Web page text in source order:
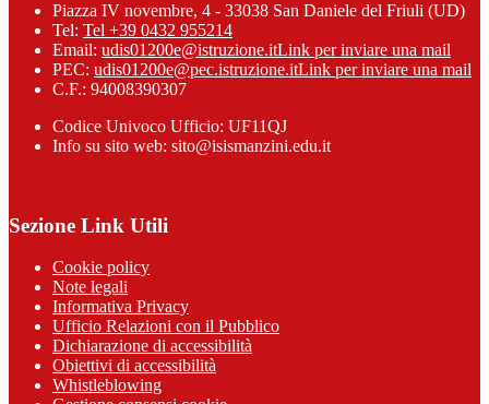
Piazza IV novembre, 4 - 33038 San Daniele del Friuli (UD)
Tel: Tel +39 0432 955214
Email: udis01200e@istruzione.itLink per inviare una mail
PEC: udis01200e@pec.istruzione.itLink per inviare una mail
C.F.: 94008390307
Codice Univoco Ufficio: UF11QJ
Info su sito web: sito@isismanzini.edu.it
Sezione Link Utili
Cookie policy
Note legali
Informativa Privacy
Ufficio Relazioni con il Pubblico
Dichiarazione di accessibilità
Obiettivi di accessibilità
Whistleblowing